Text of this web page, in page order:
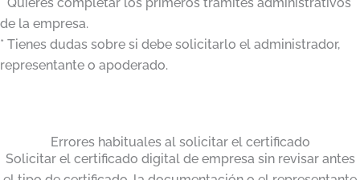
de la empresa.
* Tienes dudas sobre si debe solicitarlo el administrador,
representante o apoderado.
Errores habituales al solicitar el certificado
Solicitar el certificado digital de empresa sin revisar antes